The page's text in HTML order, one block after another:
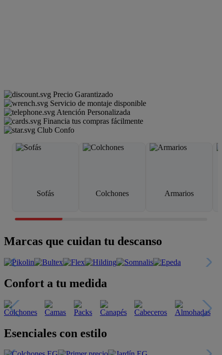
Precio Garantizado
Servicio de montaje disponible
Atención Personalizada
Financia tus compras fácilmente
Club Confo
Sofás Colchones Armarios
Marcas que cuidan tu descanso
Confort a tu medida
Esenciales con estilo